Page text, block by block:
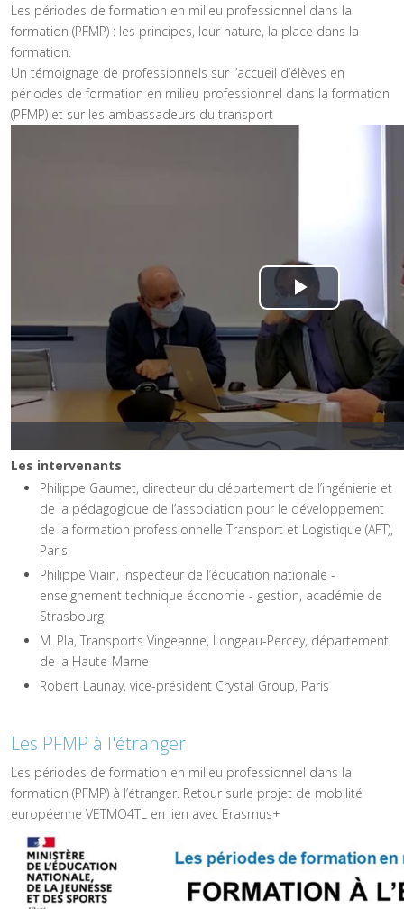
Les périodes de formation en milieu professionnel dans la
formation (PFMP) : les principes, leur nature, la place dans la
formation.
Un témoignage de professionnels sur l’accueil d’élèves en
périodes de formation en milieu professionnel dans la formation
(PFMP) et sur les ambassadeurs du transport
Les intervenants
Philippe Gaumet, directeur du département de l’ingénierie et
de la pédagogique de l’association pour le développement
de la formation professionnelle Transport et Logistique (AFT),
Paris
Philippe Viain, inspecteur de l’éducation nationale -
enseignement technique économie - gestion, académie de
Strasbourg
M. Pla, Transports Vingeanne, Longeau-Percey, département
de la Haute-Marne
Robert Launay, vice-président Crystal Group, Paris
Les PFMP à l'étranger
Les périodes de formation en milieu professionnel dans la
formation (PFMP) à l’étranger. Retour surle projet de mobilité
européenne VETMO4TL en lien avec Erasmus+